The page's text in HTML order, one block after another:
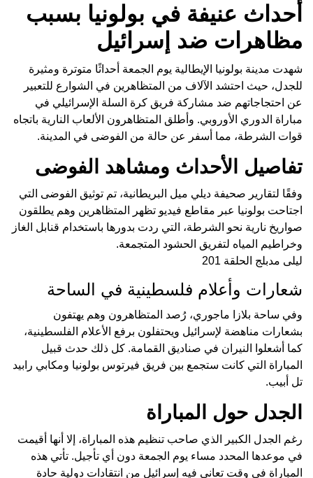
أحداث عنيفة في بولونيا بسبب
مظاهرات ضد إسرائيل
شهدت مدينة بولونيا الإيطالية يوم الجمعة أحداثًا متوترة ومثيرة
للجدل، حيث احتشد الآلاف من المتظاهرين في الشوارع للتعبير
عن احتجاجاتهم ضد مشاركة فريق كرة السلة الإسرائيلي في
مباراة الدوري الأوروبي. وأطلق المتظاهرون الألعاب النارية باتجاه
قوات الشرطة، مما أسفر عن حالة من الفوضى في المدينة.
تفاصيل الأحداث ومشاهد الفوضى
وفقًا لتقارير صحيفة ديلي ميل البريطانية، تم توثيق الفوضى التي
اجتاحت بولونيا عبر مقاطع فيديو تظهر المتظاهرين وهم يطلقون
صواريخ نارية نحو الشرطة، التي ردت بدورها باستخدام قنابل الغاز
وخراطيم المياه لتفريق الحشود المتجمعة.
ليلى مدبلج الحلقة 201
شعارات وأعلام فلسطينية في الساحة
وفي ساحة بلازا ماجوري، رُصد المتظاهرون وهم يهتفون
بشعارات مناهضة لإسرائيل ويحتفلون برفع الأعلام الفلسطينية،
كما أشعلوا النيران في صناديق القمامة. كل ذلك حدث قبيل
المباراة التي كانت ستجمع بين فريق فيرتوس بولونيا ومكابي رابيد
تل أبيب.
الجدل حول المباراة
رغم الجدل الكبير الذي صاحب تنظيم هذه المباراة، إلا أنها أقيمت
في موعدها المحدد مساء يوم الجمعة دون أي تأجيل. تأتي هذه
المباراة في وقت تعاني فيه إسرائيل من انتقادات دولية حادة